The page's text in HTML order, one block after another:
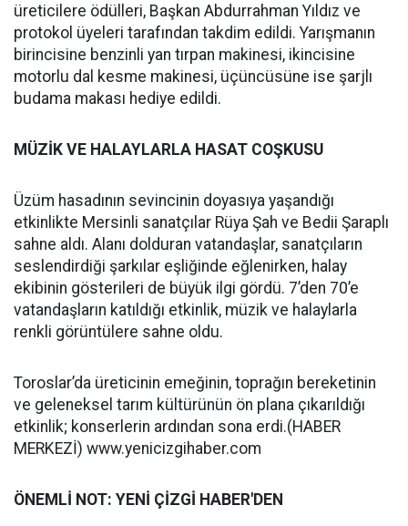
üreticilere ödülleri, Başkan Abdurrahman Yıldız ve
protokol üyeleri tarafından takdim edildi. Yarışmanın
birincisine benzinli yan tırpan makinesi, ikincisine
motorlu dal kesme makinesi, üçüncüsüne ise şarjlı
budama makası hediye edildi.
MÜZİK VE HALAYLARLA HASAT COŞKUSU
Üzüm hasadının sevincinin doyasıya yaşandığı
etkinlikte Mersinli sanatçılar Rüya Şah ve Bedii Şaraplı
sahne aldı. Alanı dolduran vatandaşlar, sanatçıların
seslendirdiği şarkılar eşliğinde eğlenirken, halay
ekibinin gösterileri de büyük ilgi gördü. 7’den 70’e
vatandaşların katıldığı etkinlik, müzik ve halaylarla
renkli görüntülere sahne oldu.
Toroslar’da üreticinin emeğinin, toprağın bereketinin
ve geleneksel tarım kültürünün ön plana çıkarıldığı
etkinlik; konserlerin ardından sona erdi.(HABER
MERKEZİ) www.yenicizgihaber.com
ÖNEMLİ NOT: YENİ ÇİZGİ HABER'DEN